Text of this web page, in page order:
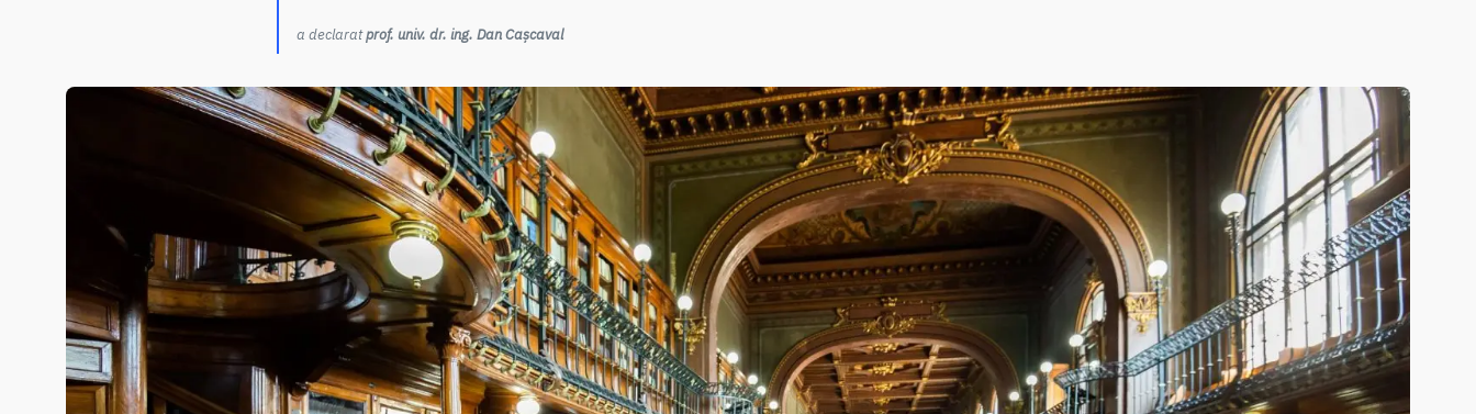
a declaratprof. univ. dr. ing. Dan Cașcaval